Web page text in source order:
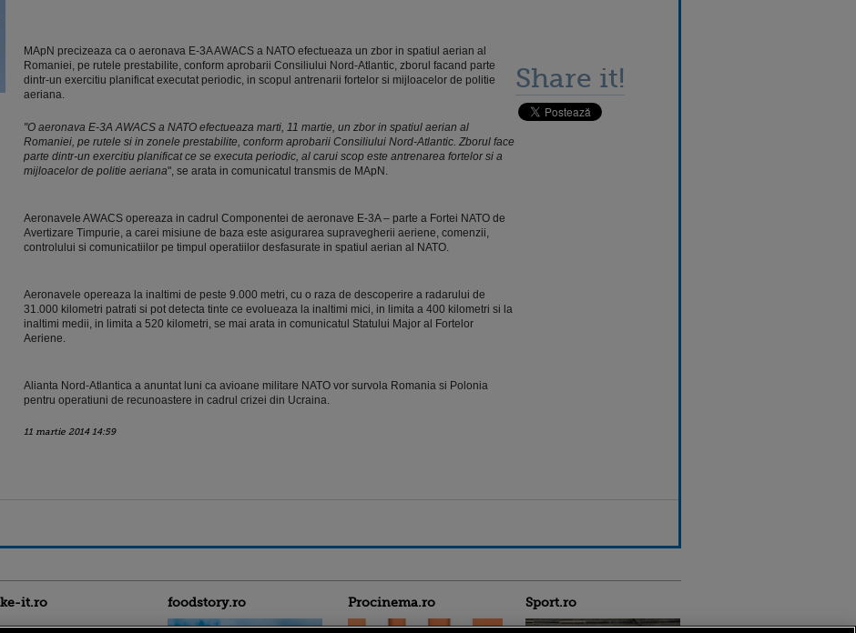
MApN precizeaza ca o aeronava E-3A AWACS a NATO efectueaza un zbor in spatiul aerian al
Romaniei, pe rutele prestabilite, conform aprobarii Consiliului Nord-Atlantic, zborul facand parte
dintr-un exercitiu planificat executat periodic, in scopul antrenarii fortelor si mijloacelor de politie
aeriana.
"O aeronava E-3A AWACS a NATO efectueaza marti, 11 martie, un zbor in spatiul aerian al
Romaniei, pe rutele si in zonele prestabilite, conform aprobarii Consiliului Nord-Atlantic. Zborul face
parte dintr-un exercitiu planificat ce se executa periodic, al carui scop este antrenarea fortelor si a
mijloacelor de politie aeriana", se arata in comunicatul transmis de MApN.
Aeronavele AWACS opereaza in cadrul Componentei de aeronave E-3A – parte a Fortei NATO de
Avertizare Timpurie, a carei misiune de baza este asigurarea supravegherii aeriene, comenzii,
controlului si comunicatiilor pe timpul operatiilor desfasurate in spatiul aerian al NATO.
Aeronavele opereaza la inaltimi de peste 9.000 metri, cu o raza de descoperire a radarului de
31.000 kilometri patrati si pot detecta tinte ce evolueaza la inaltimi mici, in limita a 400 kilometri si la
inaltimi medii, in limita a 520 kilometri, se mai arata in comunicatul Statului Major al Fortelor
Aeriene.
Alianta Nord-Atlantica a anuntat luni ca avioane militare NATO vor survola Romania si Polonia
pentru operatiuni de recunoastere in cadrul crizei din Ucraina.
11 martie 2014 14:59
Share it!
it.ro foodstory.ro Procinema.ro Sport.ro